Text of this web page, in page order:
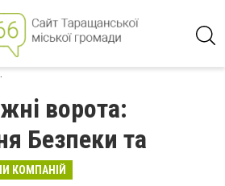
ворота:
Безпеки та
КОМПАНІЙ